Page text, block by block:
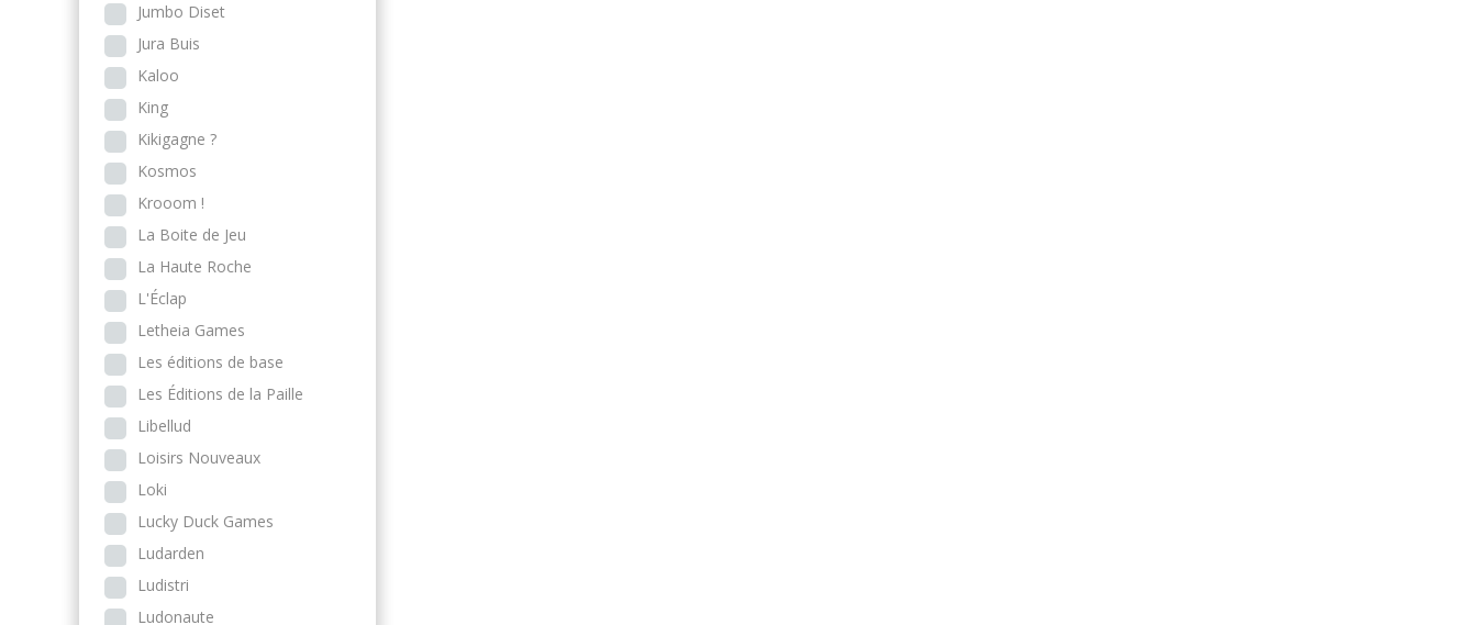
Jumbo Diset
Jura Buis
Kaloo
King
Kikigagne ?
Kosmos
Krooom !
La Boite de Jeu
La Haute Roche
L'Éclap
Letheia Games
Les éditions de base
Les Éditions de la Paille
Libellud
Loisirs Nouveaux
Loki
Lucky Duck Games
Ludarden
Ludistri
Ludonaute